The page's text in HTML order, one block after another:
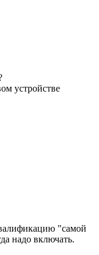
устройстве
"самой
надо включать.